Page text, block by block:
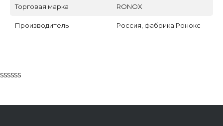
Торговая марка RONOX
Производитель Россия, фабрика Ронокс
ssssss